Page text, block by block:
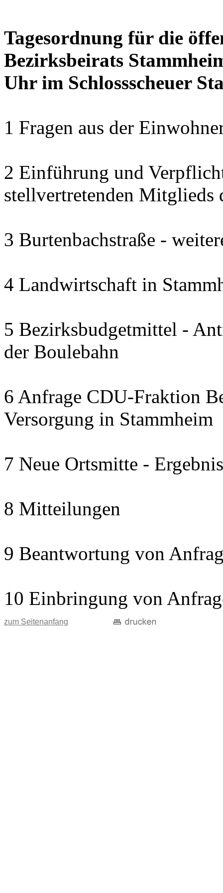
Tagesordnung für die
Bezirksbeirats
Uhr im Schlossscheuer
1 Fragen aus der
2 Einführung und
stellvertretenden Mitglieds
3 Burtenbachstraße -
4 Landwirtschaft in
5 Bezirksbudgetmittel -
der Boulebahn
6 Anfrage CDU-Fraktion
Versorgung in Stammheim
7 Neue Ortsmitte -
8 Mitteilungen
9 Beantwortung von
10 Einbringung von
zum Seitenanfang